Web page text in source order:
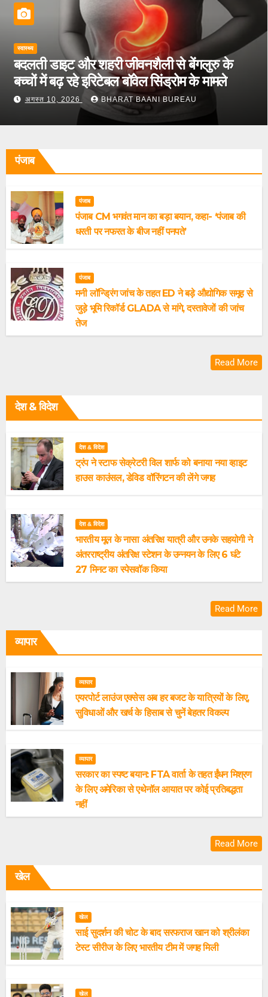
स्वास्थ्य
बदलती डाइट और शहरी जीवनशैली से बेंगलुरु के
बच्चों में बढ़ रहे इरिटेबल बॉवेल सिंड्रोम के मामले
अगस्त 10, 2026 BHARAT BAANI BUREAU
पंजाब
पंजाब
पंजाब CM भगवंत मान का बड़ा बयान, कहा- ‘पंजाब की
धरती पर नफरत के बीज नहीं पनपते’
पंजाब
मनी लॉन्ड्रिंग जांच के तहत ED ने बड़े औद्योगिक समूह से
जुड़े भूमि रिकॉर्ड GLADA से मांगे, दस्तावेजों की जांच
तेज
Read More
देश & विदेश
देश & विदेश
ट्रंप ने स्टाफ सेक्रेटरी विल शार्फ को बनाया नया व्हाइट
हाउस काउंसल, डेविड वॉरिंगटन की लेंगे जगह
देश & विदेश
भारतीय मूल के नासा अंतरिक्ष यात्री और उनके सहयोगी ने
अंतरराष्ट्रीय अंतरिक्ष स्टेशन के उन्नयन के लिए 6 घंटे
27 मिनट का स्पेसवॉक किया
Read More
व्यापार
व्यापार
एयरपोर्ट लाउंज एक्सेस अब हर बजट के यात्रियों के लिए,
सुविधाओं और खर्च के हिसाब से चुनें बेहतर विकल्प
व्यापार
सरकार का स्पष्ट बयान: FTA वार्ता के तहत ईंधन मिश्रण
के लिए अमेरिका से एथेनॉल आयात पर कोई प्रतिबद्धता
नहीं
Read More
खेल
खेल
साई सुदर्शन की चोट के बाद सरफराज खान को श्रीलंका
टेस्ट सीरीज के लिए भारतीय टीम में जगह मिली
खेल